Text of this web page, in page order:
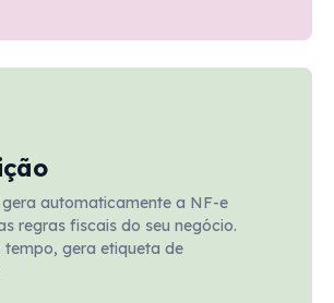
gera automaticamente a NF-e
regras fiscais do seu negócio.
tempo, gera etiqueta de